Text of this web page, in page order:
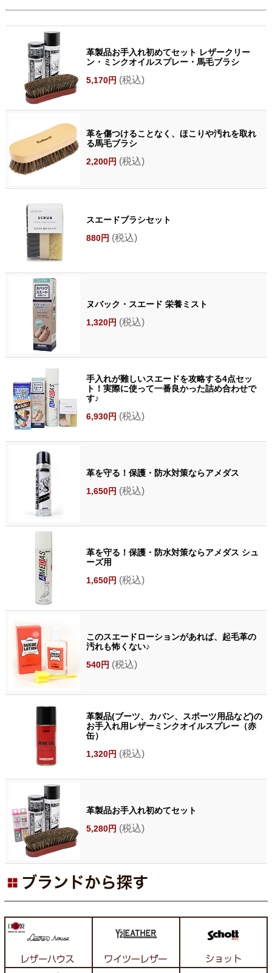
革製品お手入れ初めてセット レザークリー
ン・ミンクオイルスプレー・馬毛ブラシ
5,170円 (税込)
革を傷つけることなく、ほこりや汚れを取れ
る馬毛ブラシ
2,200円 (税込)
スエードブラシセット
880円 (税込)
ヌバック・スエード 栄養ミスト
1,320円 (税込)
手入れが難しいスエードを攻略する4点セッ
ト！実際に使って一番良かった詰め合わせで
す♪
6,930円 (税込)
革を守る！保護・防水対策ならアメダス
1,650円 (税込)
革を守る！保護・防水対策ならアメダス シュ
ーズ用
1,650円 (税込)
このスエードローションがあれば、起毛革の
汚れも怖くない♪
540円 (税込)
革製品(ブーツ、カバン、スポーツ用品など)の
お手入れ用レザーミンクオイルスプレー（赤
缶）
1,320円 (税込)
革製品お手入れ初めてセット
5,280円 (税込)